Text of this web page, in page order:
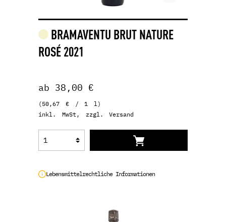
BRAMAVENTU BRUT NATURE
ROSÉ 2021
ab 38,00 €
(50,67 € / 1 l)
inkl. MwSt, zzgl. Versand
Lebensmittelrechtliche Informationen